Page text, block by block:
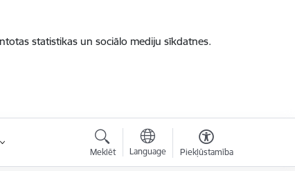
statistikas un sociālo mediju sīkdatnes.
Meklēt Language Piekļūstamība